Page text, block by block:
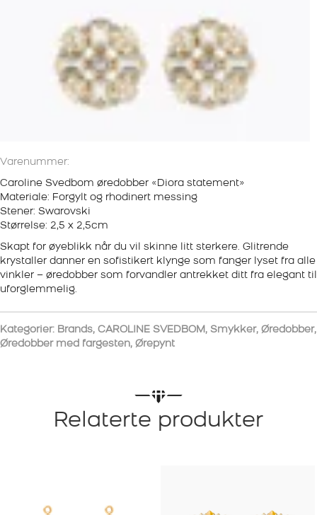
Varenummer:
Caroline Svedbom øredobber «Diora statement»
Materiale: Forgylt og rhodinert messing
Stener: Swarovski
Størrelse: 2,5 x 2,5cm
Skapt for øyeblikk når du vil skinne litt sterkere. Glitrende
krystaller danner en sofistikert klynge som fanger lyset fra alle
vinkler – øredobber som forvandler antrekket ditt fra elegant til
uforglemmelig.
Kategorier: Brands, CAROLINE SVEDBOM, Smykker, Øredobber,
Øredobber med fargesten, Ørepynt
Relaterte produkter